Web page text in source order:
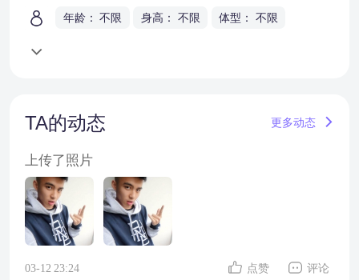
年龄： 不限 身高： 不限 体型： 不限
TA的动态 更多动态
上传了照片
03-12 23:24 点赞 评论